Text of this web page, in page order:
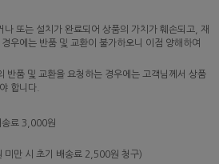
나 또는 설치가 완료되어 상품의 가치가 훼손되고, 재
우에는 반품 및 교환이 불가하오니 이점 양해하여
반품 및 교환을 요청하는 경우에는 고객님께서 상품
합니다.
료 3,000원
미만 시 초기 배송료 2,500원 청구)